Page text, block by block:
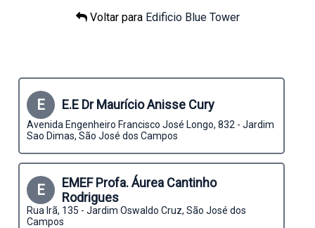
Voltar para Edificio Blue Tower
E E.E Dr Maurício Anisse Cury
Avenida Engenheiro Francisco José Longo, 832 - Jardim
Sao Dimas, São José dos Campos
E
EMEF Profa. Áurea Cantinho
Rodrigues
Rua Irã, 135 - Jardim Oswaldo Cruz, São José dos
Campos